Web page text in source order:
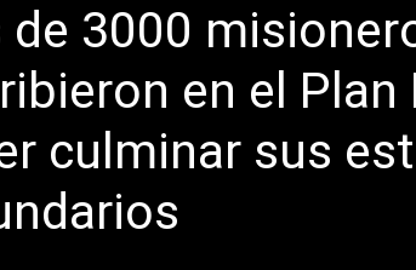
de 3000
en el Plan
culminar sus